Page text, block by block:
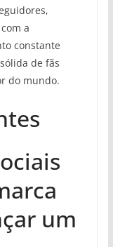
a
constante
de fãs
do mundo.
um